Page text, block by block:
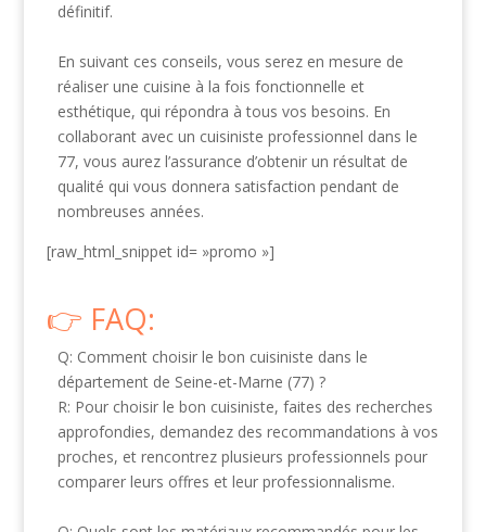
définitif.
En suivant ces conseils, vous serez en mesure de
réaliser une cuisine à la fois fonctionnelle et
esthétique, qui répondra à tous vos besoins. En
collaborant avec un cuisiniste professionnel dans le
77, vous aurez l’assurance d’obtenir un résultat de
qualité qui vous donnera satisfaction pendant de
nombreuses années.
[raw_html_snippet id= »promo »]
FAQ:
Q: Comment choisir le bon cuisiniste dans le
département de Seine-et-Marne (77) ?
R: Pour choisir le bon cuisiniste, faites des recherches
approfondies, demandez des recommandations à vos
proches, et rencontrez plusieurs professionnels pour
comparer leurs offres et leur professionnalisme.